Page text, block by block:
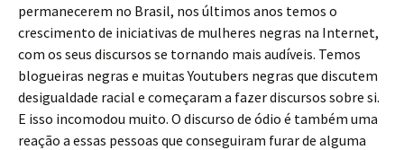
permanecerem no Brasil, nos últimos anos temos o
crescimento de iniciativas de mulheres negras na Internet,
com os seus discursos se tornando mais audíveis. Temos
blogueiras negras e muitas Youtubers negras que discutem
desigualdade racial e começaram a fazer discursos sobre si.
E isso incomodou muito. O discurso de ódio é também uma
reação a essas pessoas que conseguiram furar de alguma